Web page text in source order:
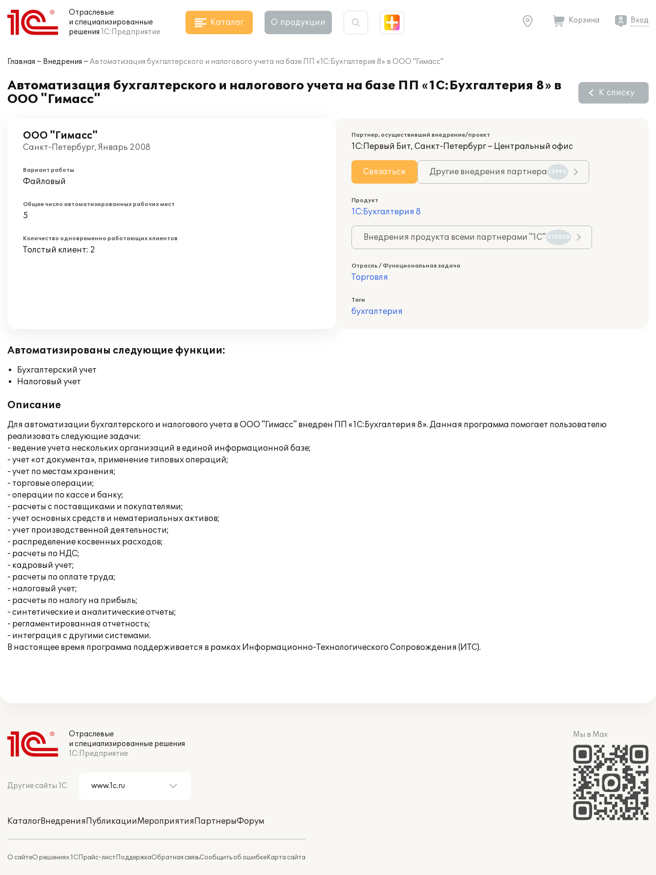
Отраслевые
и специализированные
решения 1С:Предприятие
Каталог О продукции Корзина Вход
Главная Внедрения Автоматизация бухгалтерского и налогового учета на базе ПП «1C:Бухгалтерия 8» в ООО "Гимасс"
Автоматизация бухгалтерского и налогового учета на базе ПП «1C:Бухгалтерия 8» в
ООО "Гимасс"
К списку
ООО "Гимасс"
Санкт-Петербург, Январь 2008
Вариант работы
Файловый
Общее число автоматизированных рабочих мест
5
Количество одновременно работающих клиентов
Толстый клиент: 2
Партнер, осуществивший внедрение/проект
1С:Первый Бит, Санкт-Петербург – Центральный офис
Связаться Другие внедрения партнера 13992
Продукт
1С:Бухгалтерия 8
Внедрения продукта всеми партнерами "1С" 575930
Отрасль / Функциональная задача
Торговля
Теги
бухгалтерия
Автоматизированы следующие функции:
Бухгалтерский учет
Налоговый учет
Описание
Для автоматизации бухгалтерского и налогового учета в ООО "Гимасс" внедрен ПП «1С:Бухгалтерия 8». Данная программа помогает пользователю
реализовать следующие задачи:
- ведение учета нескольких организаций в единой информационной базе;
- учет «от документа», применение типовых операций;
- учет по местам хранения;
- торговые операции;
- операции по кассе и банку;
- расчеты с поставщиками и покупателями;
- учет основных средств и нематериальных активов;
- учет производственной деятельности;
- распределение косвенных расходов;
- расчеты по НДС;
- кадровый учет;
- расчеты по оплате труда;
- налоговый учет;
- расчеты по налогу на прибыль;
- синтетические и аналитические отчеты;
- регламентированная отчетность;
- интеграция с другими системами.
В настоящее время программа поддерживается в рамках Информационно-Технологического Сопровождения (ИТС).
Отраслевые
и специализированные решения
1С:Предприятие
Другие сайты 1С
КаталогВнедренияПубликацииМероприятияПартнерыФорум
О сайтеО решениях 1СПрайс-листПоддержкаОбратная связьСообщить об ошибкеКарта сайта
Мы в Max